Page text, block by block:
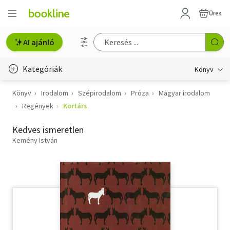
Üres
AI ajánló
Kategóriák Könyv
Életmód, egészség
Gyermek- és ifjúsági
Hobbi, szabadidő
Könyv Irodalom Szépirodalom Próza
Magyar irodalom
Regények
Kortárs
Kedves ismeretlen
Kemény István